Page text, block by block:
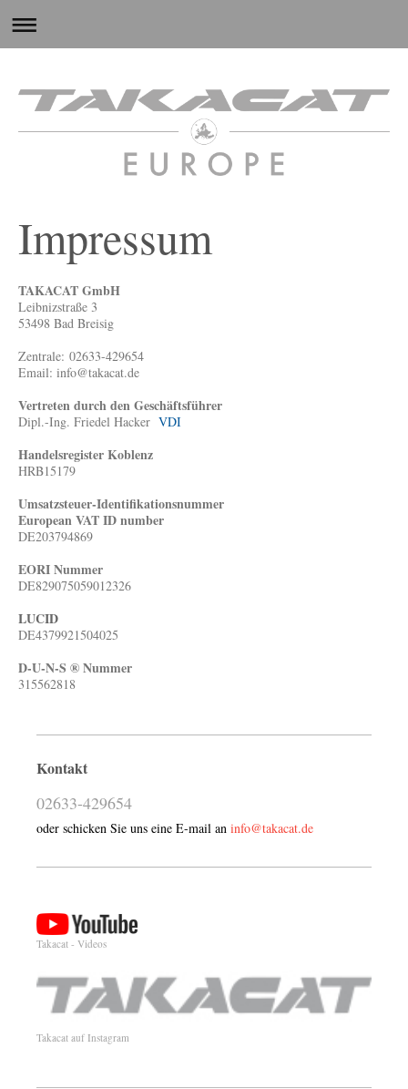
Impressum
TAKACAT GmbH
Leibnizstraße 3
53498 Bad Breisig
Zentrale: 02633-429654
Email: info@takacat.de
Vertreten durch den Geschäftsführer
Dipl.-Ing. Friedel Hacker VDI
Handelsregister Koblenz
HRB15179
Umsatzsteuer-Identifikationsnummer
European VAT ID number
DE203794869
EORI Nummer
DE829075059012326
LUCID
DE4379921504025
D-U-N-S ® Nummer
315562818
Kontakt
02633-429654
oder schicken Sie uns eine E-mail an info@takacat.de
Takacat - Videos
Takacat auf Instagram